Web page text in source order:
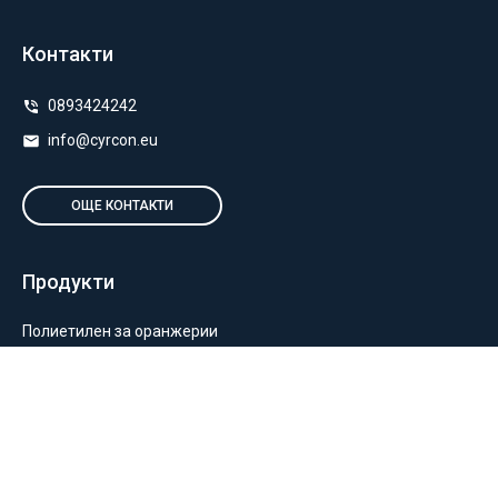
Контакти
0893424242
info@cyrcon.eu
ОЩЕ КОНТАКТИ
Продукти
Полиетилен за оранжерии